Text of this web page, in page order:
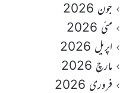
جون 2026
مئی 2026
اپریل 2026
مارچ 2026
فروری 2026